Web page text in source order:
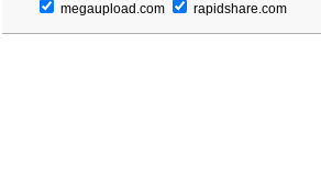
megaupload.com rapidshare.com